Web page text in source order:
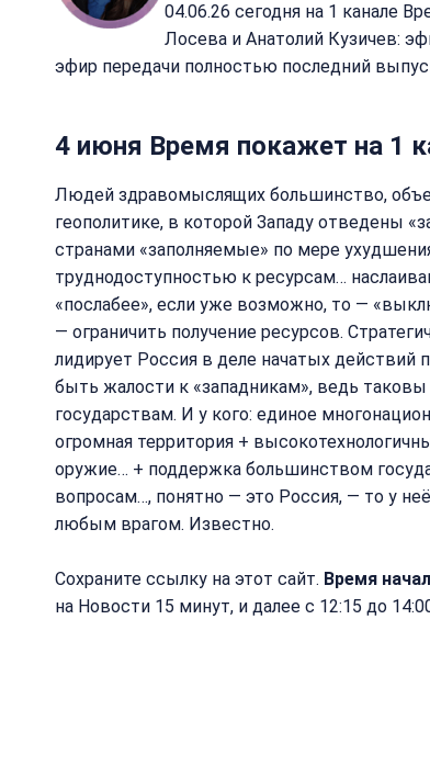
04.06.26 сегодня на 1 канале
Лосева и Анатолий Кузичев:
эфир передачи полностью последний
4 июня Время покажет на 1
Людей здравомыслящих большинство,
геополитике, в которой Западу отведены
странами «заполняемые» по мере
труднодоступностью к ресурсам…
«послабее», если уже возможно, то —
— ограничить получение ресурсов.
лидирует Россия в деле начатых действий
быть жалости к «западникам», ведь
государствам. И у кого: единое
огромная территория +
оружие… + поддержка большинством
вопросам…, понятно — это Россия, — то у
любым врагом. Известно.
Сохраните ссылку на этот сайт. Время
на Новости 15 минут, и далее с 12:15 до